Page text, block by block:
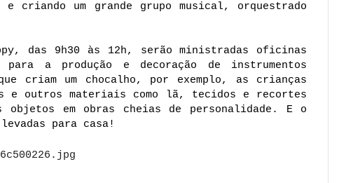
e criando um grande grupo musical, orquestrado
das 9h30 às 12h, serão ministradas oficinas
a produção e decoração de instrumentos
criam um chocalho, por exemplo, as crianças
e outros materiais como lã, tecidos e recortes
em obras cheias de personalidade. E o
para casa!